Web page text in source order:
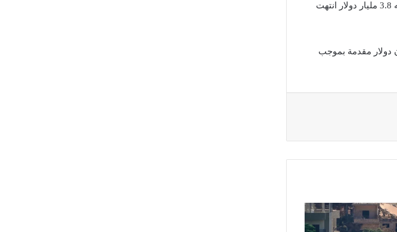
وذكر موقع صندوق النقد أن آخر اتفاقية تمويل مع العراق كانت اتفاق استعداد ائتماني قيمته 3.8 مليار دولار انتهت
مدين للصندوق ​بمبلغ 2.39 مليار دولار، بما ​في ذلك نحو 891 مليون دولار مقدمة بموجب